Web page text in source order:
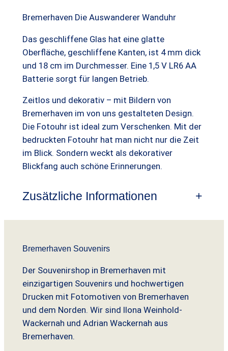
h
e
r
P
r
e
i
s
r
7
,
9
0
e
i
s
i
s
t
:
1
9
€
.
Bremerhaven Die Auswanderer Wanduhr
Das geschliffene Glas hat eine glatte
Oberfläche, geschliffene Kanten, ist 4 mm dick
und 18 cm im Durchmesser. Eine 1,5 V LR6 AA
Batterie sorgt für langen Betrieb.
Zeitlos und dekorativ – mit Bildern von
Bremerhaven im von uns gestalteten Design.
Die Fotouhr ist ideal zum Verschenken. Mit der
bedruckten Fotouhr hat man nicht nur die Zeit
im Blick. Sondern weckt als dekorativer
Blickfang auch schöne Erinnerungen.
Zusätzliche Informationen +
Bremerhaven Souvenirs
Der Souvenirshop in Bremerhaven mit
einzigartigen Souvenirs und hochwertigen
Drucken mit Fotomotiven von Bremerhaven
und dem Norden. Wir sind Ilona Weinhold-
Wackernah und Adrian Wackernah aus
Bremerhaven.